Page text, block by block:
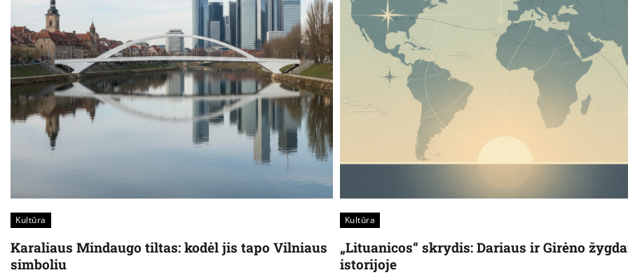
Kultūra
Karaliaus Mindaugo tiltas: kodėl jis tapo Vilniaus
simboliu
Kultūra
„Lituanicos“ skrydis: Dariaus ir Girėno
istorijoje